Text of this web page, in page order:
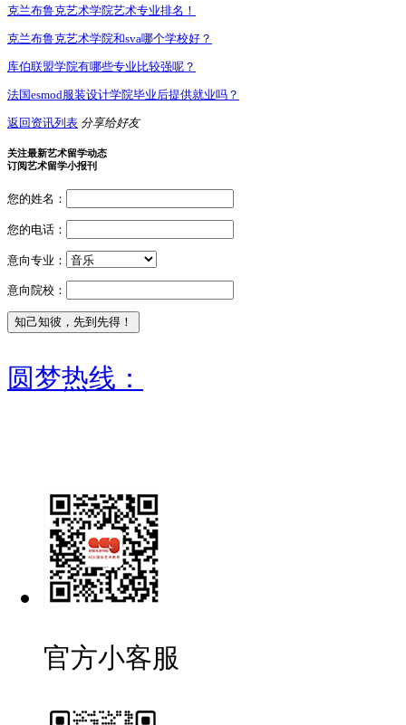
克兰布鲁克艺术学院艺术专业排名！
克兰布鲁克艺术学院和sva哪个学校好？
库伯联盟学院有哪些专业比较强呢？
法国esmod服装设计学院毕业后提供就业吗？
返回资讯列表 分享给好友
关注最新艺术留学动态
订阅艺术留学小报刊
您的姓名：
您的电话：
意向专业：
意向院校：
圆梦热线：
官方小客服